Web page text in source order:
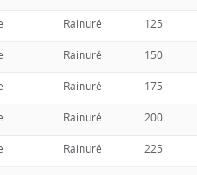
Rainuré 125
Rainuré 150
Rainuré 175
Rainuré 200
Rainuré 225